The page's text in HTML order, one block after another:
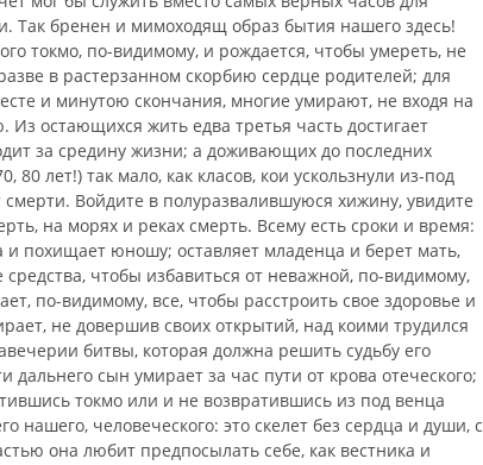
Так бренен и мимоходящ образ бытия нашего здесь!
токмо, по-видимому, и рождается, чтобы умереть, не
в растерзанном скорбию сердце родите­лей; для
и минутою скончания, многие умирают, не входя на
остающихся жить едва третья часть достигает
за средину жизни; а дожи­вающих до последних
80 лет!) так мало, как класов, кои ускользнули из-под
Войдите в полуразвалившуюся хи­жину, увидите
на мо­рях и реках смерть. Всему есть сроки и время:
похищает юношу; оставляет младенца и бе­рет мать,
средства, чтобы из­бавиться от неважной, по-видимому,
по-видимому, все, чтобы расстроить свое здоровье и
не довершив своих от­крытий, над коими трудился
битвы, которая должна решить судьбу его
сын умирает за час пути от крова отеческого;
токмо или и не возвратившись из под венца
нашего, человеческого: это скелет без сердца и души, с
она любит предпосылать себе, как вестника и